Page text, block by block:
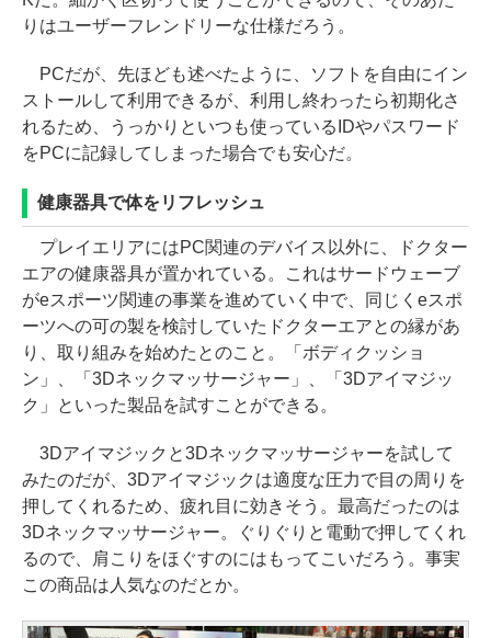
りはユーザーフレンドリーな仕様だろう。
PCだが、先ほども述べたように、ソフトを自由にイン
ストールして利用できるが、利用し終わったら初期化さ
れるため、うっかりといつも使っているIDやパスワード
をPCに記録してしまった場合でも安心だ。
健康器具で体をリフレッシュ
プレイエリアにはPC関連のデバイス以外に、ドクター
エアの健康器具が置かれている。これはサードウェーブ
がeスポーツ関連の事業を進めていく中で、同じくeスポ
ーツへの可の製を検討していたドクターエアとの縁があ
り、取り組みを始めたとのこと。「ボディクッショ
ン」、「3Dネックマッサージャー」、「3Dアイマジッ
ク」といった製品を試すことができる。
3Dアイマジックと3Dネックマッサージャーを試して
みたのだが、3Dアイマジックは適度な圧力で目の周りを
押してくれるため、疲れ目に効きそう。最高だったのは
3Dネックマッサージャー。ぐりぐりと電動で押してくれ
るので、肩こりをほぐすのにはもってこいだろう。事実
この商品は人気なのだとか。